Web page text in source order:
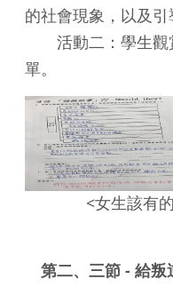
的社會現象，以及引
活動二：學生觀
單。
<女生該有
第二、三節 - 給